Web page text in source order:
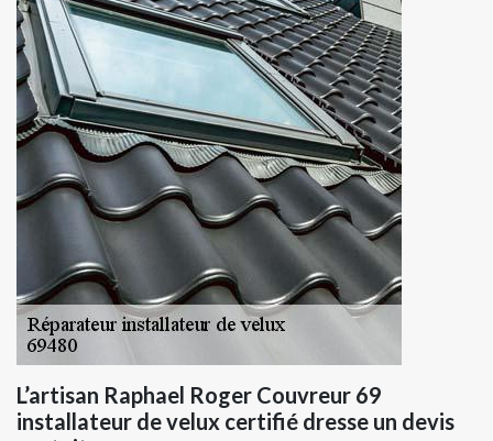
L’artisan Raphael Roger Couvreur 69
installateur de velux certifié dresse un devis